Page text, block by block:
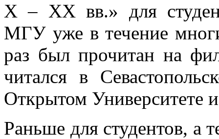
X – XX вв.» для
МГУ уже в течение
раз был прочитан на
читался в
Открытом Университете
Раньше для студентов, а